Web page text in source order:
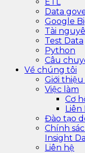
Data
Google
Tài
Test Data
Python
Câu
Về chúng tôi
Giới
Việc làm
Cơ
Liên
Đào tạo
Chính
Insight
Liên hệ